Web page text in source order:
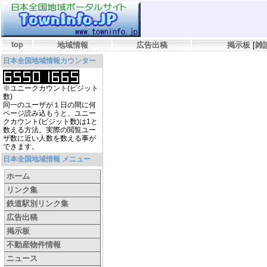
top 地域情報 広告出稿 掲示板 [雑
日本全国地域情報カウンター
※ユニークカウント(ビジット
数)
同一のユーザが１日の間に何
ページ読み込もうと、ユニー
クカウント(ビジット数)は1と
数える方法。実際の閲覧ユー
ザ数に近い人数を数える事が
できます。
日本全国地域情報 メニュー
ホーム
リンク集
鉄道駅別リンク集
広告出稿
掲示板
不動産物件情報
ニュース